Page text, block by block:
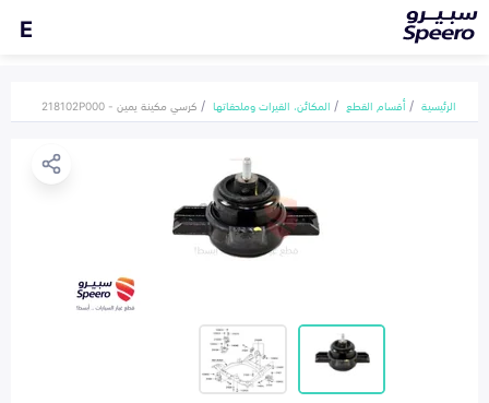
E
الرئيسية أقسام القطع المكائن، القيرات وملحقاتها كرسي مكينة يمين - 218102P000